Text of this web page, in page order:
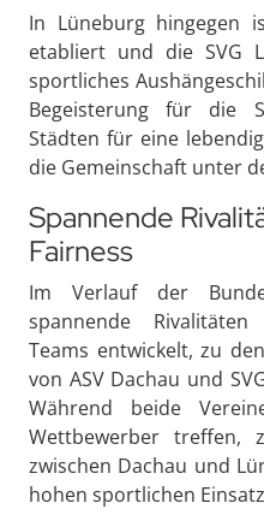
In Lüneburg hingegen
etabliert und die SVG
sportliches
Begeisterung für die
Städten für eine
die Gemeinschaft unter
Spannende
Fairness
Im Verlauf der
spannende Rivalitäten
Teams entwickelt, zu
von ASV Dachau und
Während beide
Wettbewerber treffen,
zwischen Dachau und
hohen sportlichen